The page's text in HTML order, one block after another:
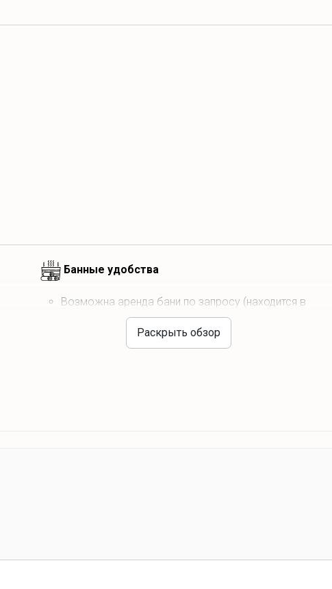
Банные удобства
Возможна аренда бани по запросу (находится в
соседнем доме)
Раскрыть обзор